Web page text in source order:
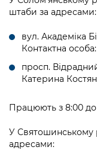
Підприємства,
Річні звіти
Гендерна
Безбар'єрність
Київська
Портал
Безбар'єрність
Портал послуг
Уряд» –
Важливе під
Про відкриті
Портал даних
Публічні
штаби за адресами:
вул. Академіка
Контактна
просп.
Катерина
Працюють з 8:00
У Святошинському
адресами: